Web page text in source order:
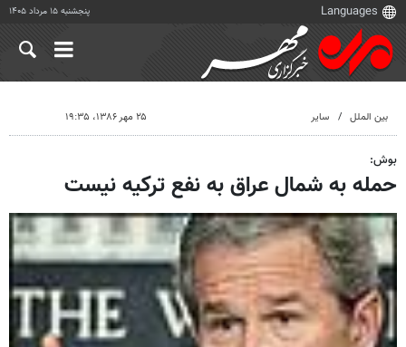
پنجشنبه ۱۵ مرداد ۱۴۰۵
بین الملل سایر ۲۵ مهر ۱۳۸۶، ۱۹:۳۵
بوش:
حمله به شمال عراق به نفع ترکیه نیست